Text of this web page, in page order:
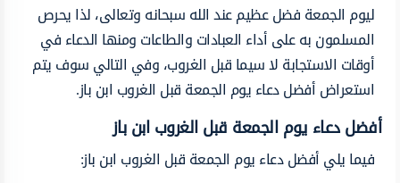
ليوم الجمعة فضل عظيم عند الله سبحانه وتعالى، لذا يحرص
المسلمون به على أداء العبادات والطاعات ومنها الدعاء في
أوقات الاستجابة لا سيما قبل الغروب، وفي التالي سوف يتم
استعراض أفضل دعاء يوم الجمعة قبل الغروب ابن باز.
أفضل دعاء يوم الجمعة قبل الغروب ابن باز
فيما يليأفضل دعاء يوم الجمعة قبل الغروب ابن باز: